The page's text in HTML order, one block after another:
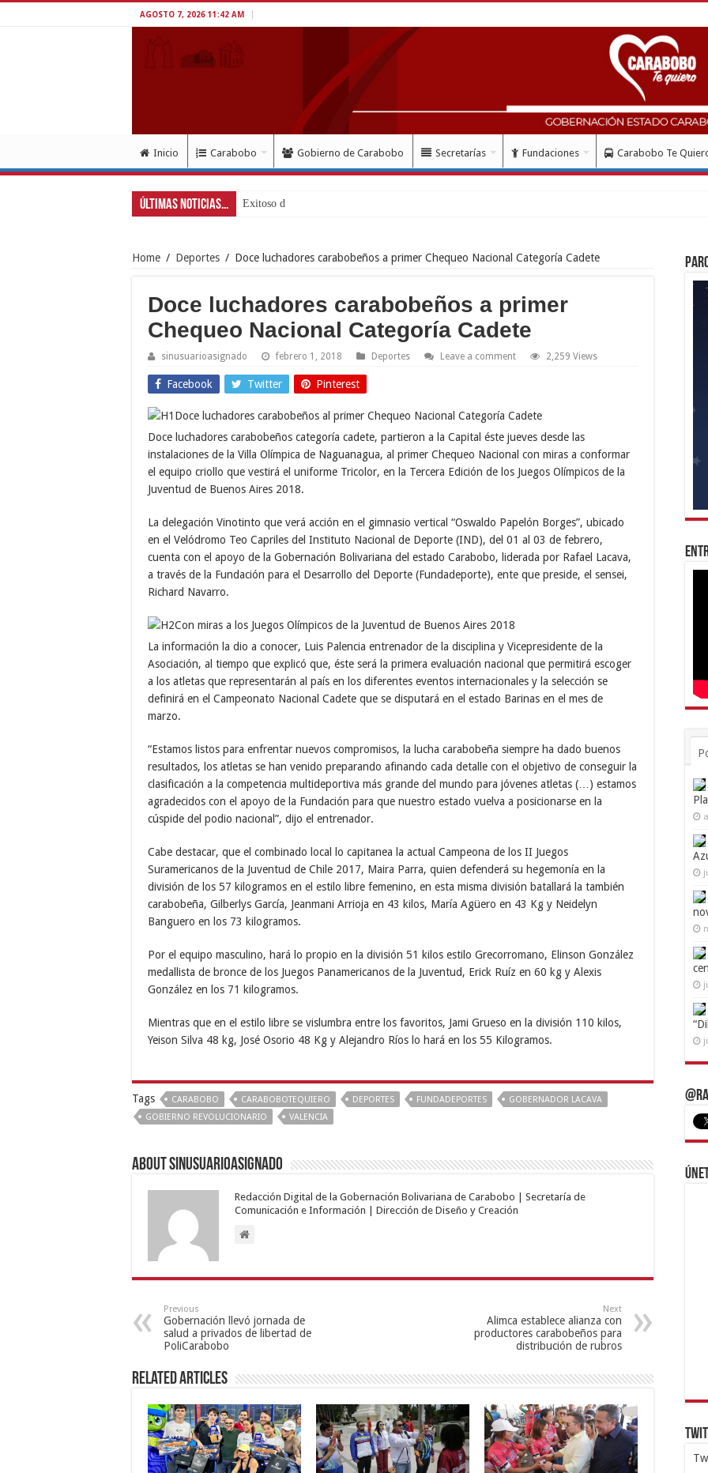
AGOSTO 7, 2026 11:42 AM
Inicio Carabobo Gobierno de Carabobo Secretarías Fundaciones Carabobo Te
Últimas Noticias... Exitoso despliegue de salud con instalación gr
Home / Deportes / Doce luchadores carabobeños a primer Chequeo Nacional Categoría Cadete
Doce luchadores carabobeños a primer
Chequeo Nacional Categoría Cadete
sinusuarioasignado febrero 1, 2018 Deportes Leave a comment 2,259 Views
Facebook Twitter Pinterest
Doce luchadores carabobeños categoría cadete, partieron a la Capital éste jueves desde las
instalaciones de la Villa Olímpica de Naguanagua, al primer Chequeo Nacional con miras a conformar
el equipo criollo que vestirá el uniforme Tricolor, en la Tercera Edición de los Juegos Olímpicos de la
Juventud de Buenos Aires 2018.
La delegación Vinotinto que verá acción en el gimnasio vertical “Oswaldo Papelón Borges”, ubicado
en el Velódromo Teo Capriles del Instituto Nacional de Deporte (IND), del 01 al 03 de febrero,
cuenta con el apoyo de la Gobernación Bolivariana del estado Carabobo, liderada por Rafael Lacava,
a través de la Fundación para el Desarrollo del Deporte (Fundadeporte), ente que preside, el sensei,
Richard Navarro.
La información la dio a conocer, Luis Palencia entrenador de la disciplina y Vicepresidente de la
Asociación, al tiempo que explicó que, éste será la primera evaluación nacional que permitirá escoger
a los atletas que representarán al país en los diferentes eventos internacionales y la selección se
definirá en el Campeonato Nacional Cadete que se disputará en el estado Barinas en el mes de
marzo.
“Estamos listos para enfrentar nuevos compromisos, la lucha carabobeña siempre ha dado buenos
resultados, los atletas se han venido preparando afinando cada detalle con el objetivo de conseguir la
clasificación a la competencia multideportiva más grande del mundo para jóvenes atletas (…) estamos
agradecidos con el apoyo de la Fundación para que nuestro estado vuelva a posicionarse en la
cúspide del podio nacional”, dijo el entrenador.
Cabe destacar, que el combinado local lo capitanea la actual Campeona de los II Juegos
Suramericanos de la Juventud de Chile 2017, Maira Parra, quien defenderá su hegemonía en la
división de los 57 kilogramos en el estilo libre femenino, en esta misma división batallará la también
carabobeña, Gilberlys García, Jeanmani Arrioja en 43 kilos, María Agüero en 43 Kg y Neidelyn
Banguero en los 73 kilogramos.
Por el equipo masculino, hará lo propio en la división 51 kilos estilo Grecorromano, Elinson González
medallista de bronce de los Juegos Panamericanos de la Juventud, Erick Ruíz en 60 kg y Alexis
González en los 71 kilogramos.
Mientras que en el estilo libre se vislumbra entre los favoritos, Jami Grueso en la división 110 kilos,
Yeison Silva 48 kg, José Osorio 48 Kg y Alejandro Ríos lo hará en los 55 Kilogramos.
Tags CARABOBO CARABOBOTEQUIERO DEPORTES FUNDADEPORTES
GOBERNADOR LACAVA
GOBIERNO REVOLUCIONARIO
VALENCIA
About sinusuarioasignado
Redacción Digital de la Gobernación Bolivariana de Carabobo | Secretaría de
Comunicación e Información | Dirección de Diseño y Creación
Previous
Gobernación llevó jornada de
salud a privados de libertad de
PoliCarabobo
Next
Alimca establece alianza con
productores carabobeños para
distribución de rubros
Related Articles